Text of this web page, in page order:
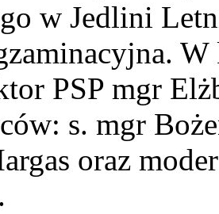
w Jedlini
PSP mgr
s. mgr
oraz